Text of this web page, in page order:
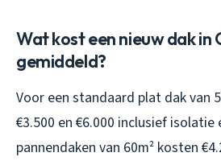
Wat kost een nieuw dak in
gemiddeld?
Voor een standaard plat dak van
€3.500 en €6.000 inclusief
pannendaken van 60m² kosten